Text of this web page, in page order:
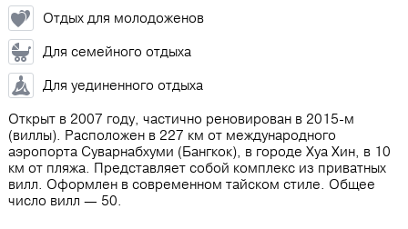
Отдых для молодоженов
Для семейного отдыха
Для уединенного отдыха
Открыт в 2007 году, частично реновирован в 2015-м
(виллы). Расположен в 227 км от международного
аэропорта Суварнабхуми (Бангкок), в городе Хуа Хин, в 10
км от пляжа. Представляет собой комплекс из приватных
вилл. Оформлен в современном тайском стиле. Общее
число вилл ― 50.